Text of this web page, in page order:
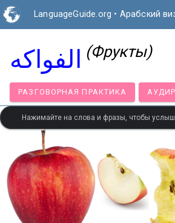
LanguageGuide.org • Арабский
الفواكه (Фрукты)
РАЗГОВОРНАЯ ПРАКТИКА
Нажимайте на слова и фразы, чтобы